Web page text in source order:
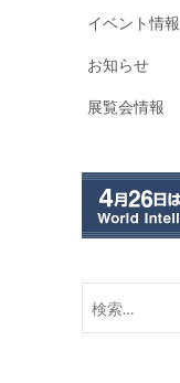
イベント情報
お知らせ
展覧会情報